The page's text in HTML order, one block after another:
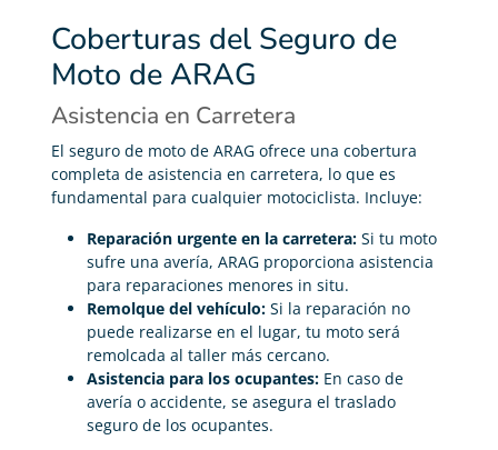
Coberturas del Seguro de
Moto de ARAG
Asistencia en Carretera
El seguro de moto de ARAG ofrece una cobertura
completa de asistencia en carretera, lo que es
fundamental para cualquier motociclista. Incluye:
Reparación urgente en la carretera: Si tu moto
sufre una avería, ARAG proporciona asistencia
para reparaciones menores in situ.
Remolque del vehículo: Si la reparación no
puede realizarse en el lugar, tu moto será
remolcada al taller más cercano.
Asistencia para los ocupantes: En caso de
avería o accidente, se asegura el traslado
seguro de los ocupantes.